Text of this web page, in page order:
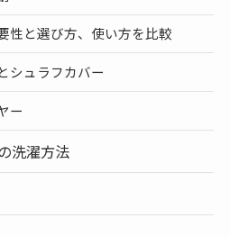
性と選び方、使い方を比較
シュラフカバー
ー
洗濯方法